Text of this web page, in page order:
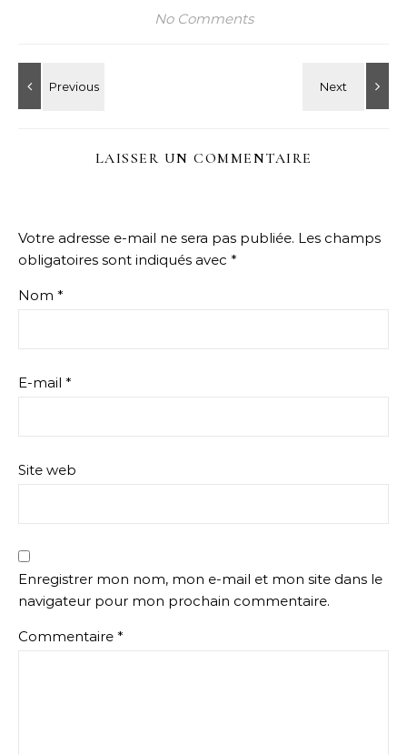
No Comments
LAISSER UN COMMENTAIRE
Votre adresse e-mail ne sera pas publiée. Les champs
obligatoires sont indiqués avec *
Nom *
E-mail *
Site web
Enregistrer mon nom, mon e-mail et mon site dans le
navigateur pour mon prochain commentaire.
Commentaire *